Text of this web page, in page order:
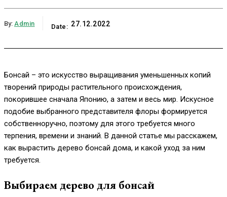
By: Admin Date: 27.12.2022
Бонсай – это искусство выращивания уменьшенных копий
творений природы растительного происхождения,
покорившее сначала Японию, а затем и весь мир. Искусное
подобие выбранного представителя флоры формируется
собственноручно, поэтому для этого требуется много
терпения, времени и знаний. В данной статье мы расскажем,
как вырастить дерево бонсай дома, и какой уход за ним
требуется.
Выбираем дерево для бонсай